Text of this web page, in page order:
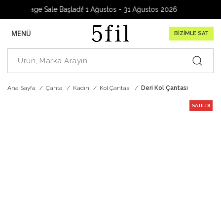
Garage Sale Başladı! 1 Ağustos - 31 Ağustos 2026
MENÜ BİZİMLE SAT
Ana Sayfa Çanta Kadın Kol Çantası Deri Kol Çantası
SATILDI